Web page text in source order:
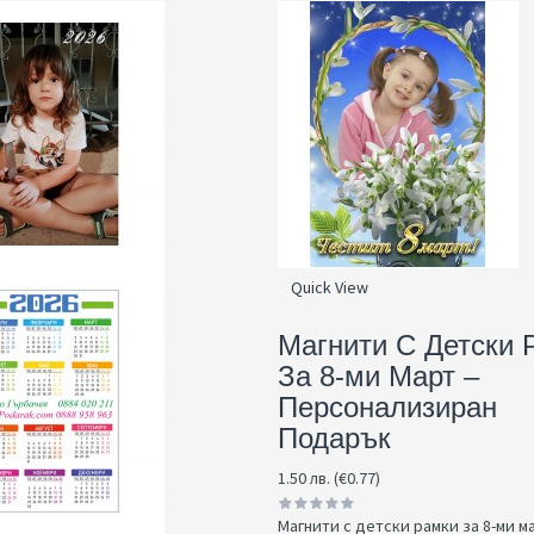
Quick View
Магнити С Детски
За 8-ми Март –
Персонализиран
Подарък
1.50 лв. (€0.77)
Магнити с детски рамки за 8-ми